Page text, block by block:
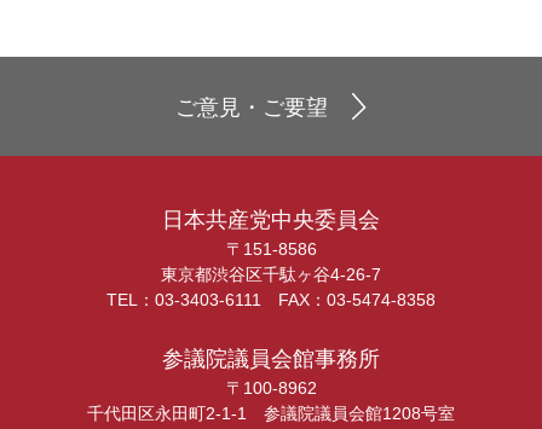
ご意見・ご要望
日本共産党中央委員会
〒151-8586
東京都渋谷区千駄ヶ谷4-26-7
TEL：03-3403-6111 FAX：03-5474-8358
参議院議員会館事務所
〒100-8962
千代田区永田町2-1-1 参議院議員会館1208号室